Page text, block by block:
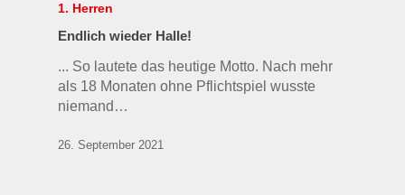
1. Herren
Endlich wieder Halle!
... So lautete das heutige Motto. Nach mehr
als 18 Monaten ohne Pflichtspiel wusste
niemand…
26. September 2021